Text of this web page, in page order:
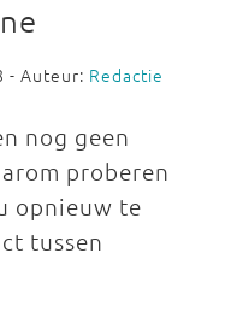
- Auteur: Redactie
nog geen
proberen
opnieuw te
tussen